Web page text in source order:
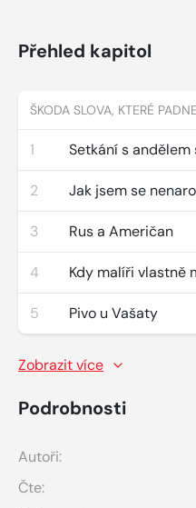
Přehled kapitol
ŠKODA SLOVA, KTERÉ
1 Setkání s andělem
2 Jak jsem se
3 Rus a Američan
4 Kdy malíři vlastně
5 Pivo u Vašaty
Zobrazit více
Podrobnosti
Autoři:
Čte: